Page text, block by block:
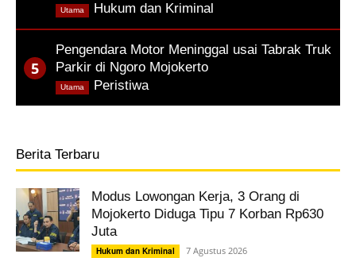
Hukum dan Kriminal
Utama
Pengendara Motor Meninggal usai Tabrak Truk
Parkir di Ngoro Mojokerto
Peristiwa,
Utama
Berita Terbaru
Modus Lowongan Kerja, 3 Orang di
Mojokerto Diduga Tipu 7 Korban Rp630
Juta
Hukum dan Kriminal 7 Agustus 2026